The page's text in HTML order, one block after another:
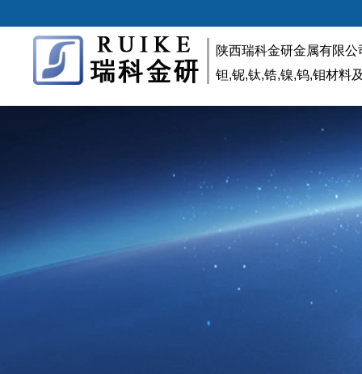
陕西瑞科金研金属有限公
钽,铌,钛,锆,镍,钨,钼材料